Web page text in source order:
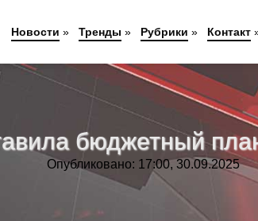
бюджетный
Опубликовано: 17:00, 30.09.2025
Новости » Тренды » Рубрики » Контакт